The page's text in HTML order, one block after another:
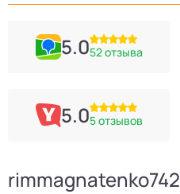
5.052 отзыва
5.05 отзывов
rimmagnatenko742